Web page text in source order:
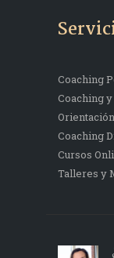
Coaching
Coaching
Coaching
Cursos
Talleres y